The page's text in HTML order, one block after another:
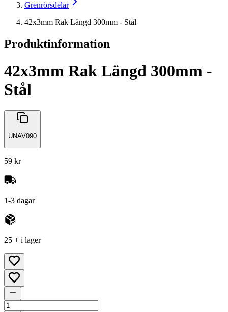
Grenrörsdelar
42x3mm Rak Längd 300mm - Stål
Produktinformation
42x3mm Rak Längd 300mm -
Stål
UNAV090
59 kr
1-3 dagar
25 + i lager